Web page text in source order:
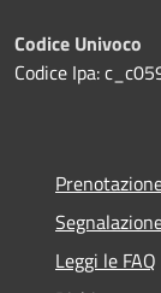
Codice Univoco
Codice Ipa:
Leggi le FAQ